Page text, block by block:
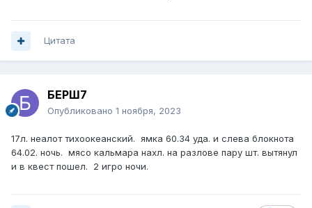
Цитата
БЕРШ7
Опубликовано 1 ноября, 2023
17л. неалот тихоокеанский. ямка 60.34 уда. и слева блокнота
64.02. ночь. мясо кальмара нахл. на разлове пару шт. вытянул
и в квест пошел. 2 игро ночи.